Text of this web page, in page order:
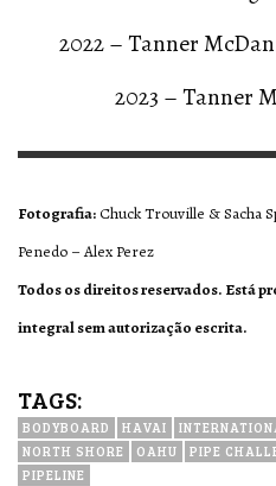
2022 – Tanner
2023 – Tanner
Fotografia: Chuck Trouville & Sacha
Penedo – Alex Perez
Todos os direitos reservados. Está
integral sem autorização escrita.
TAGS:
BODYBOARD HAVAI
NORTH SHORE
OAHU PIPE
PIPELINE